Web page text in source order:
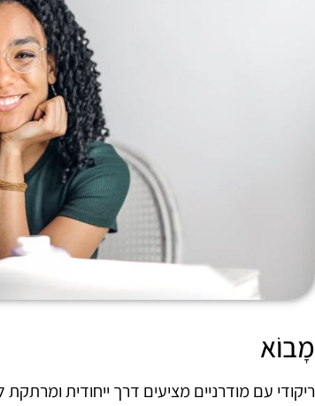
מָבוֹא
ריקודי עם מודרניים מציעים דרך ייחודית